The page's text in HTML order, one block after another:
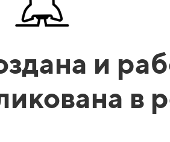
и
в